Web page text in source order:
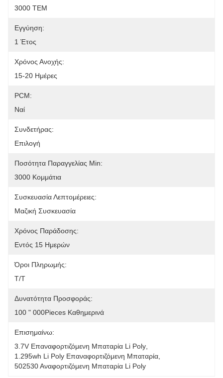
3000 ΤΕΜ
Εγγύηση:
1 Έτος
Χρόνος Ανοχής:
15-20 Ημέρες
PCM:
Ναί
Συνδετήρας:
Επιλογή
Ποσότητα Παραγγελίας Min:
3000 Κομμάτια
Συσκευασία Λεπτομέρειες:
Μαζική Συσκευασία
Χρόνος Παράδοσης:
Εντός 15 Ημερών
Όροι Πληρωμής:
Τ/Τ
Δυνατότητα Προσφοράς:
100 " 000Pieces Καθημερινά
Επισημαίνω:
3.7V Επαναφορτιζόμενη Μπαταρία Li Poly
1.295wh Li Poly Επαναφορτιζόμενη Μπαταρία
502530 Αναφορτιζόμενη Μπαταρία Li Poly